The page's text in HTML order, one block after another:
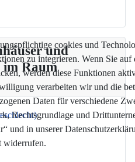
und
Raum
cookies und
zu integrieren. Wenn Sie auf
werden diese Funktionen
verarbeiten wir und die
Daten für verschiedene
Rechtsgrundlage und
und in unserer
widerrufen.